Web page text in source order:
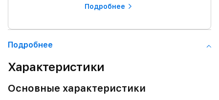
Подробнее
Подробнее
Характеристики
Основные характеристики